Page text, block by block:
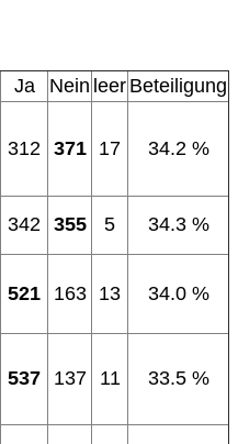
Ja Nein leer Beteiligung
312 371 17 34.2 %
342 355 5 34.3 %
521 163 13 34.0 %
537 137 11 33.5 %